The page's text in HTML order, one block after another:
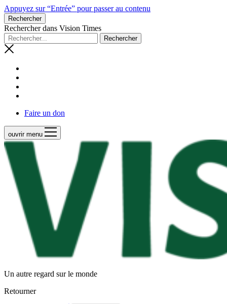
Appuyez sur “Entrée” pour passer au contenu
Rechercher
Rechercher dans Vision Times
Faire un don
ouvrir menu
Un autre regard sur le monde
Retourner